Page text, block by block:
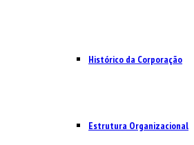
Histórico da Corporação
Estrutura Organizacional